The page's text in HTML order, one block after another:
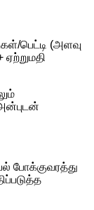
பெட்டி (அளவு
போக்குவரத்து